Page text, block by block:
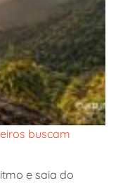
buscam
e saia do